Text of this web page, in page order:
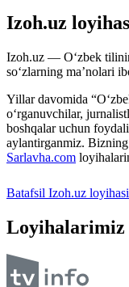
Izoh.uz
Izoh.uz — O‘zbek
so‘zlarning ma’nolari
Yillar davomida
o‘rganuvchilar,
boshqalar uchun
aylantirganmiz.
Sarlavha.com
Batafsil Izoh.uz
Loyihalarimiz